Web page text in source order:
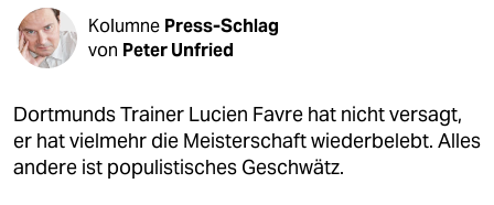
kultur
berlin
Kolumne Press-Schlag
von Peter Unfried
Dortmunds Trainer Lucien Favre hat nicht versagt,
er hat vielmehr die Meisterschaft wiederbelebt. Alles
andere ist populistisches Geschwätz.